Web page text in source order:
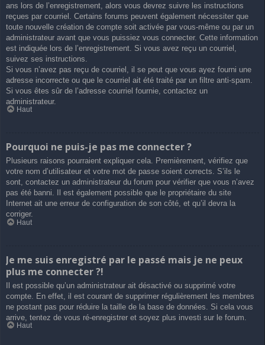
ans lors de l’enregistrement, alors vous devrez suivre les instructions
reçues par courriel. Certains forums peuvent également nécessiter que
toute nouvelle création de compte soit activée par vous-même ou par un
administrateur avant que vous puissiez vous connecter. Cette information
est indiquée lors de l’enregistrement. Si vous avez reçu un courriel,
suivez ses instructions.
Si vous n’avez pas reçu de courriel, il se peut que vous ayez fourni une
adresse incorrecte ou que le courriel ait été traité par un filtre anti-spam.
Si vous êtes sûr de l’adresse courriel fournie, contactez un
administrateur.
Haut
Pourquoi ne puis-je pas me connecter ?
Plusieurs raisons pourraient expliquer cela. Premièrement, vérifiez que
votre nom d’utilisateur et votre mot de passe soient corrects. S’ils le
sont, contactez un administrateur du forum pour vérifier que vous n’avez
pas été banni. Il est également possible que le propriétaire du site
Internet ait une erreur de configuration de son côté, et qu’il devra la
corriger.
Haut
Je me suis enregistré par le passé mais je ne peux
plus me connecter ?!
Il est possible qu’un administrateur ait désactivé ou supprimé votre
compte. En effet, il est courant de supprimer régulièrement les membres
ne postant pas pour réduire la taille de la base de données. Si cela vous
arrive, tentez de vous ré-enregistrer et soyez plus investi sur le forum.
Haut